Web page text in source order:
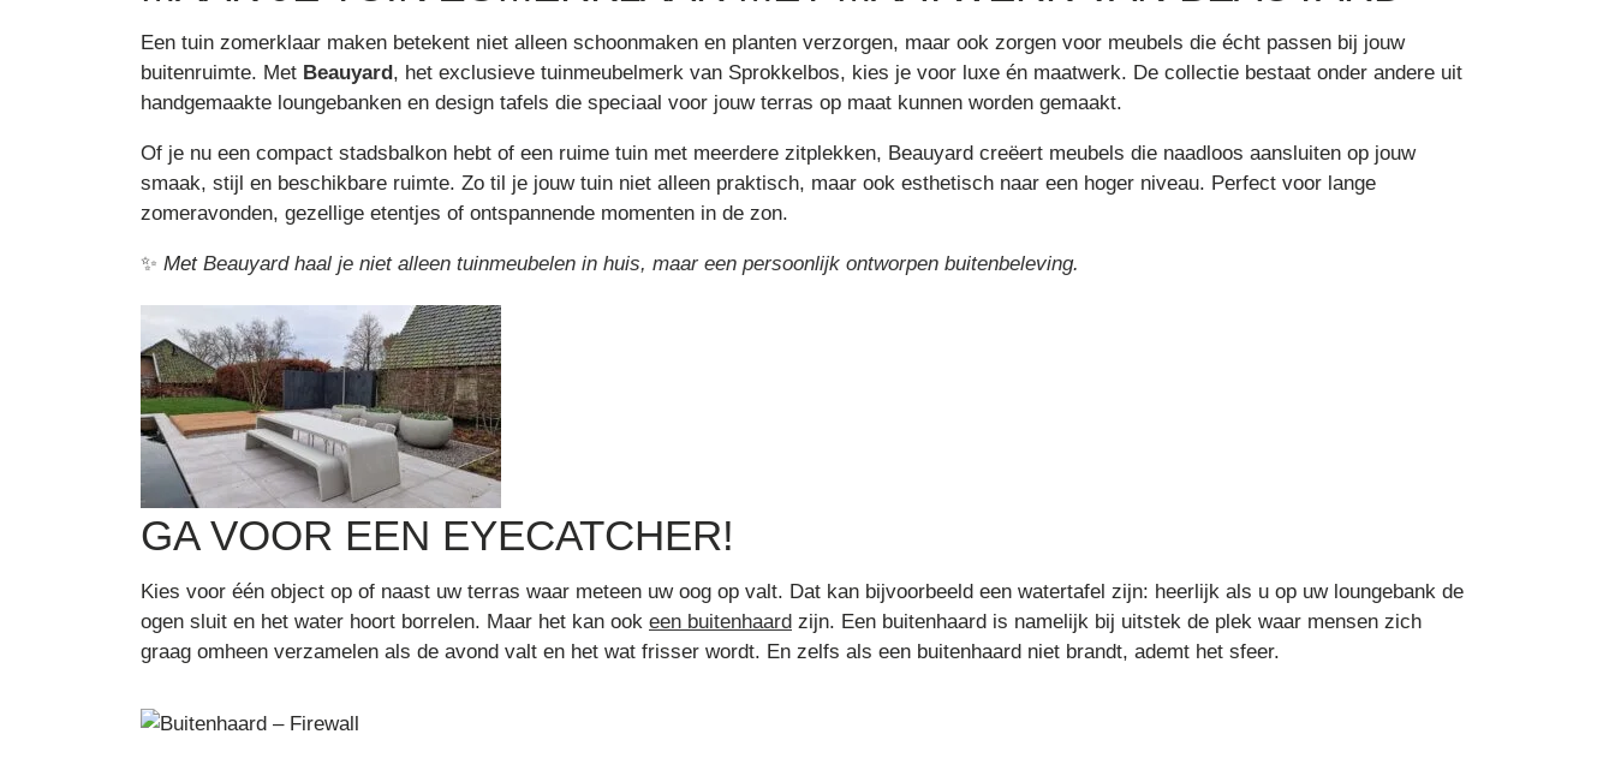
Een tuin zomerklaar maken betekent niet alleen schoonmaken en planten verzorgen, maar ook zorgen voor meubels die écht passen bij jouw
buitenruimte. Met Beauyard, het exclusieve tuinmeubelmerk van Sprokkelbos, kies je voor luxe én maatwerk. De collectie bestaat onder andere uit
handgemaakte loungebanken en design tafels die speciaal voor jouw terras op maat kunnen worden gemaakt.
Of je nu een compact stadsbalkon hebt of een ruime tuin met meerdere zitplekken, Beauyard creëert meubels die naadloos aansluiten op jouw
smaak, stijl en beschikbare ruimte. Zo til je jouw tuin niet alleen praktisch, maar ook esthetisch naar een hoger niveau. Perfect voor lange
zomeravonden, gezellige etentjes of ontspannende momenten in de zon.
✨ Met Beauyard haal je niet alleen tuinmeubelen in huis, maar een persoonlijk ontworpen buitenbeleving.
GA VOOR EEN EYECATCHER!
Kies voor één object op of naast uw terras waar meteen uw oog op valt. Dat kan bijvoorbeeld een watertafel zijn: heerlijk als u op uw loungebank de
ogen sluit en het water hoort borrelen. Maar het kan ook een buitenhaard zijn. Een buitenhaard is namelijk bij uitstek de plek waar mensen zich
graag omheen verzamelen als de avond valt en het wat frisser wordt. En zelfs als een buitenhaard niet brandt, ademt het sfeer.